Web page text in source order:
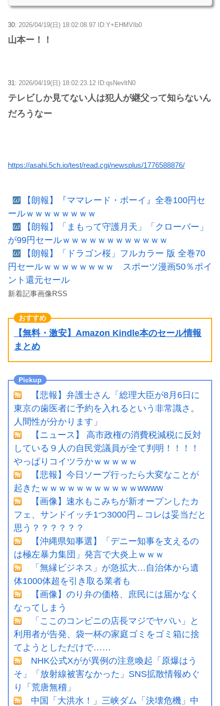
30: 2026/04/19(日) 18:02:08.97 ID:Y+EHMVIb0
山本ー！！
31: 2026/04/19(日) 18:02:23.12 ID:qsNevltN0
テレビしか見てない人は犯人が継父って知らないん
だろうなー
https://asahi.5ch.io/test/read.cgi/newsplus/1776588876/
【朗報】『ママレード・ボーイ』全巻100円セ
ールｗｗｗｗｗｗｗｗ
【朗報】「まもって守護月天」「クローバー」
が99円セールｗｗｗｗｗｗｗｗｗｗｗｗ
【朗報】「ドラゴン桜」フルカラー 版 全巻70
円セールｗｗｗｗｗｗｗｗ スポーツ漫画50％ポイ
ント還元セール
新着記事画像RSS
【無料・激安】Amazon Kindle本のセール情報
まとめ
【悲報】弁護士さん「総理大臣が8月6日に
東京の歯医者に予約を入れるという非常識さ。
人間性が分かります」
【ニュース】 高市政権の消費税減税に反対
している９人の自民党議員が全て判明！！！！
やっぱりコイツラかｗｗｗｗｗ
【悲報】今日ソープ行ったら大変なことが
起きたｗｗｗｗｗｗｗｗｗｗｗwwww
【画像】速水もこみちが新オープンしたカ
フェ、サンドイッチ1つ3000円←コレは妥当だと
思う？？？？？？
【沖縄県知事選】「デニー知事を支えるの
は極左暴力集団」発言で大炎上ｗｗｗ
「無縁ビジネス」が急拡大…自治体から遺
体1000体超を引き取る業者も
【画像】のり弁の価格、庶民には届かなく
なってしまう
「ここのコンビニの店長マジでヤバい」と
利用者が告発、袋一杯の家庭ゴミをゴミ箱に捨
てようとしただけで……
NHK公式Xがが異例の注意喚起「原爆はう
そ」「放射線被害なかった」SNS拡散情報めぐ
り「荒唐無稽」
中国「大洪水！」三峡ダム「決壊危機」中